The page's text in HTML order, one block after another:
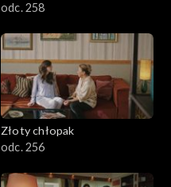
odc. 258
Złoty chłopak
odc. 256